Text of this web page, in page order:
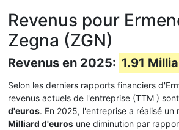
Revenus pour
Zegna (ZGN)
Revenus en 2025: 1.91
Selon les derniers rapports financiers
revenus actuels de l'entreprise (TTM )
d'euros. En 2025, l'entreprise a réalisé un
Milliard d'euros une diminution par